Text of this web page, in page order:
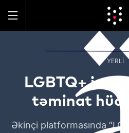
YERLI
LGBTQ+
təminat
Əkinçi platformasında